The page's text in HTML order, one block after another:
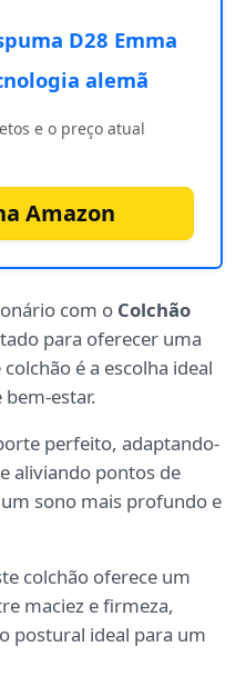
D28 Emma
alemã
e o preço atual
Amazon
com o Colchão
para oferecer uma
é a escolha ideal
estar.
perfeito, adaptando-
aliviando pontos de
sono mais profundo e
colchão oferece um
maciez e firmeza,
postural ideal para um